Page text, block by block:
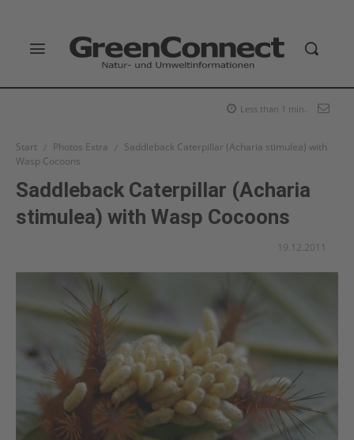
Less than 1 min.
Start Photos Extra
Saddleback Caterpillar (Acharia stimulea) with
Wasp Cocoons
Saddleback Caterpillar (Acharia
stimulea) with Wasp Cocoons
19.12.2011